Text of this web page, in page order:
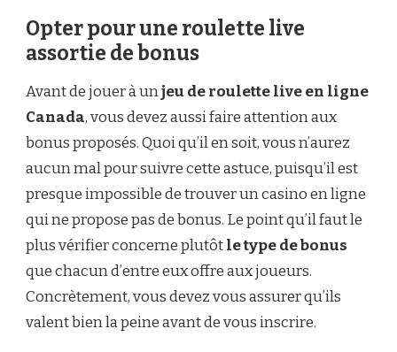
Opter pour une roulette live
assortie de bonus
Avant de jouer à unjeu de roulette live en ligne
Canada, vous devez aussi faire attention aux
bonus proposés. Quoi qu’il en soit, vous n’aurez
aucun mal pour suivre cette astuce, puisqu’il est
presque impossible de trouver un casino en ligne
qui ne propose pas de bonus. Le point qu’il faut le
plus vérifier concerne plutôtle type de bonus
que chacun d’entre eux offre aux joueurs.
Concrètement, vous devez vous assurer qu’ils
valent bien la peine avant de vous inscrire.